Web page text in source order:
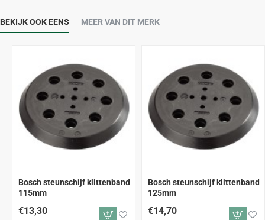
BEKIJK OOK EENS MEER VAN DIT MERK
Bosch steunschijf klittenband
115mm
€13,30
Bosch steunschijf klittenband
125mm
€14,70